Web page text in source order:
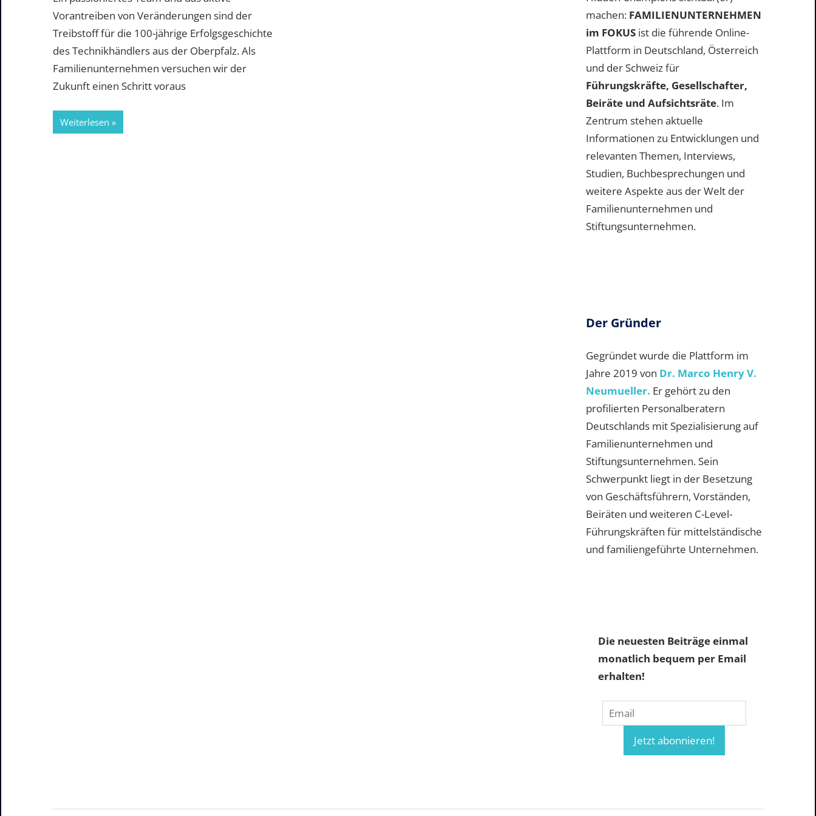
Vorantreiben von Veränderungen sind der
Treibstoff für die 100-jährige Erfolgsgeschichte
des Technikhändlers aus der Oberpfalz. Als
Familienunternehmen versuchen wir der
Zukunft einen Schritt voraus
Weiterlesen
machen: FAMILIENUNTERNEHMEN
im FOKUS ist die führende Online-
Plattform in Deutschland, Österreich
und der Schweiz für
Führungskräfte, Gesellschafter,
Beiräte und Aufsichtsräte. Im
Zentrum stehen aktuelle
Informationen zu Entwicklungen und
relevanten Themen, Interviews,
Studien, Buchbesprechungen und
weitere Aspekte aus der Welt der
Familienunternehmen und
Stiftungsunternehmen.
Der Gründer
Gegründet wurde die Plattform im
Jahre 2019 von Dr. Marco Henry V.
Neumueller. Er gehört zu den
profilierten Personalberatern
Deutschlands mit Spezialisierung auf
Familienunternehmen und
Stiftungsunternehmen. Sein
Schwerpunkt liegt in der Besetzung
von Geschäftsführern, Vorständen,
Beiräten und weiteren C-Level-
Führungskräften für mittelständische
und familiengeführte Unternehmen.
Die neuesten Beiträge einmal
monatlich bequem per Email
erhalten!